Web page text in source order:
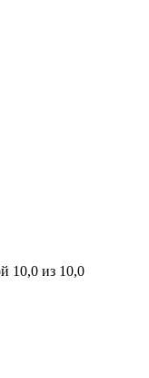
10,0 из 10,0